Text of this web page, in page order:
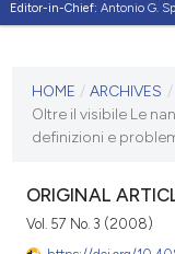
Editor-in-Chief: Antonio G.
VOL. 57 NO. 3 (2008)
HOME / ARCHIVES /
Oltre il visibile Le
definizioni e
ORIGINAL
Vol. 57 No. 3 (2008)